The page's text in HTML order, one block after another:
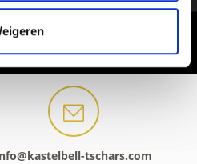
tschars.com